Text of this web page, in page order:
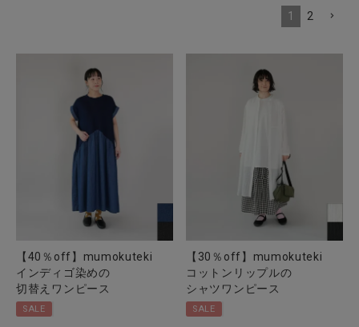
ナチュラル服
ファッション雑貨
生活雑貨
ブランド
全ての商品
1
2
【40％off】mumokuteki
インディゴ染めの
切替えワンピース
SALE
【30％off】mumokuteki
コットンリップルの
シャツワンピース
SALE